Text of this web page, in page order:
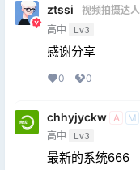
ztssi
视频拍摄达人
高中
Lv3
感谢分享
0 0
chhyjyckw A
M
高中
Lv3
最新的系统666